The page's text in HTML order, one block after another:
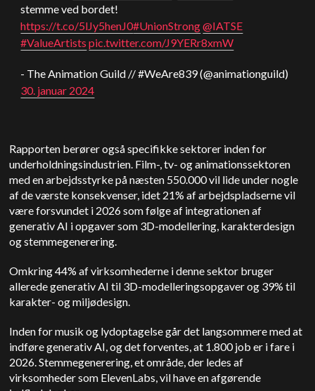
stemme ved bordet!
https://t.co/5lJy5henJ0#UnionStrong@IATSE
#ValueArtists pic.twitter.com/J9YERr8xmW
- The Animation Guild // #WeAre839 (@animationguild)
30. januar 2024
Rapporten berører også specifikke sektorer inden for
underholdningsindustrien. Film-, tv- og animationssektoren
med en arbejdsstyrke på næsten 550.000 vil lide under nogle
af de værste konsekvenser, idet 21% af arbejdspladserne vil
være forsvundet i 2026 som følge af integrationen af
generativ AI i opgaver som 3D-modellering, karakterdesign
og stemmegenerering.
Omkring 44% af virksomhederne i denne sektor bruger
allerede generativ AI til 3D-modelleringsopgaver og 39% til
karakter- og miljødesign.
Inden for musik og lydoptagelse går det langsommere med at
indføre generativ AI, og det forventes, at 1.800 job er i fare i
2026. Stemmegenerering, et område, der ledes af
virksomheder som ElevenLabs, vil have en afgørende